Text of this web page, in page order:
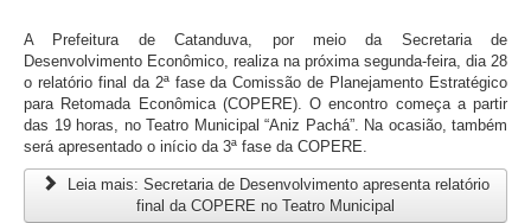
A Prefeitura de Catanduva, por meio da Secretaria de
Desenvolvimento Econômico, realiza na próxima segunda-feira, dia 28
o relatório final da 2ª fase da Comissão de Planejamento Estratégico
para Retomada Econômica (COPERE). O encontro começa a partir
das 19 horas, no Teatro Municipal “Aniz Pachá”. Na ocasião, também
será apresentado o início da 3ª fase da COPERE.
Leia mais: Secretaria de Desenvolvimento apresenta relatório
final da COPERE no Teatro Municipal